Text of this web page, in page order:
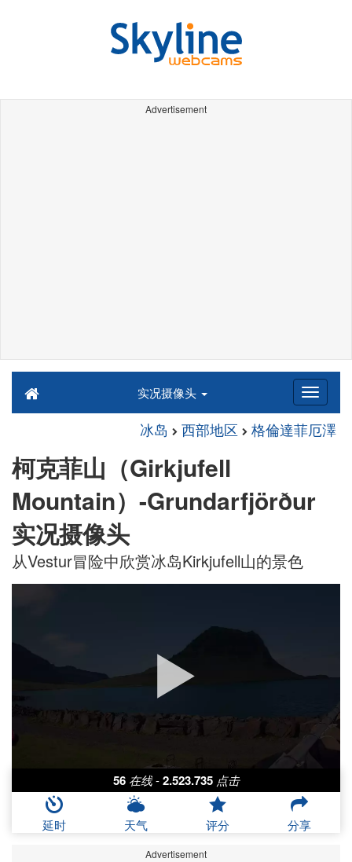
Advertisement
实况摄像头
冰岛 西部地区 格倫達菲厄澤
柯克菲山（Girkjufell
Mountain）-Grundarfjörður
实况摄像头
从Vestur冒险中欣赏冰岛Kirkjufell山的景色
56 在线 - 2.523.735 点击
延时 天气 评分 分享
Advertisement